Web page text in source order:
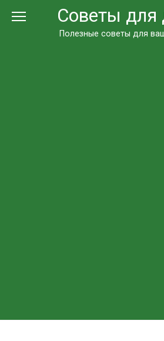
Советы для
Полезные советы для